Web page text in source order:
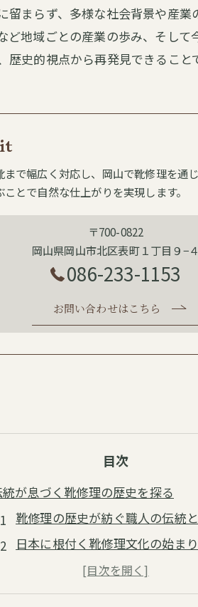
まらず、多様な社会背景や産
地域ごとの産業の歩み、そし
史的視点から再発見できること
で幅広く対応し、岡山で靴修理を通
とで自然な仕上がりを実現します。
〒700-0822
岡山県岡山市北区表町１丁目９−４
086-233-1153
お問い合わせはこちら
目次
が息づく靴修理の歴史を探る
靴修理の歴史が紡ぐ職人の伝統
日本に根付く靴修理文化の始ま
靴修理と履物文化の深い関係性を
靴修理がもたらした地域産業の